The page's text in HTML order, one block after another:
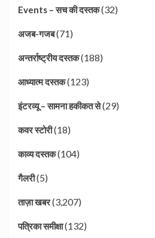
Events – सच की दस्तक(32)
अजब-गजब(71)
अन्तर्राष्ट्रीय दस्तक(188)
आध्यात्म दस्तक(123)
इंटरव्यू – सामना हकीकत से(29)
कवर स्टोरी(18)
काव्य दस्तक(104)
गैलरी(5)
ताज़ा खबर(3,207)
पत्रिका समीक्षा(132)